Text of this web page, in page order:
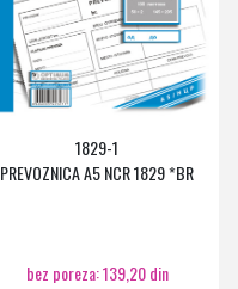
1829-1
PREVOZNICA A5 NCR 1829 *BR
bez poreza: 139,20 din